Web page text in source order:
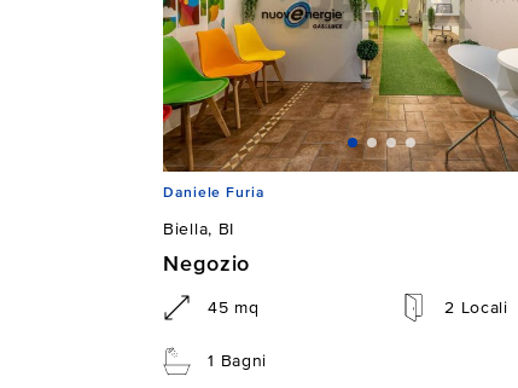
Daniele Furia
Biella, BI
Negozio
45 mq 2 Locali
1 Bagni